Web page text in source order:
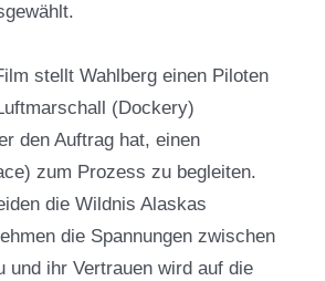
stellt Wahlberg einen Piloten
(Dockery)
den Auftrag hat, einen
zum Prozess zu begleiten.
die Wildnis Alaskas
die Spannungen zwischen
und ihr Vertrauen wird auf die